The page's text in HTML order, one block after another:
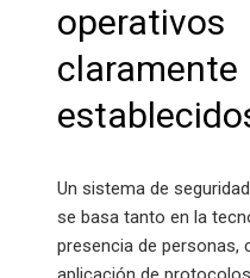
operativos
claramente
Un sistema de
se basa tanto en la
presencia de personas,